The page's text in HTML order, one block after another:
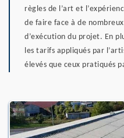
règles de l’art et
de faire face à de
d’exécution du projet. En
les tarifs appliqués par
élevés que ceux pratiqués